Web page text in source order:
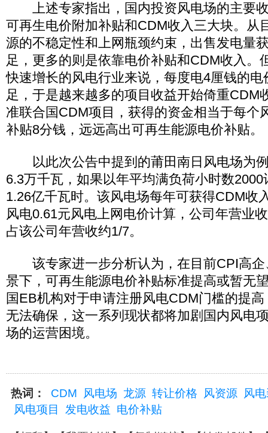
上述专家指出，国内投资风电场的主要
可再生电价附加补贴和CDM收入三大块。从
源的不稳定性和上网瓶颈约束，出售发电量
足，更多的则是依靠电价补贴和CDM收入。
快速增长的风电行业来说，每度电4厘钱的
足，于是越来越多的项目收益开始倚重CDM
准联合国CDM项目，获得的资金相当于每个
补贴8分钱，远远高出可再生能源电价补贴。
以此次公告中提到的莆田南日风电场为
6.3万千瓦，如果以年平均满负荷小时数
1.26亿千瓦时。该风电场每年可获得CDM收
风电0.61元风电上网电价计算，公司年营业
占该公司年营收约1/7。
该专家进一步分析认为，在目前CPI高企
景下，可再生能源电价补贴标准提高或暂无
国EB机构对于申请注册风电CDM门槛的提
无法确保，这一系列现状都将加剧国内风电
场的运营困境。
热词： CDM 风电场 龙源 转让价格 风资源
风
风电项目
发电收益 电价补贴